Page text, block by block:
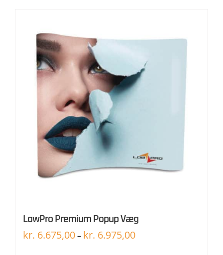
LowPro Premium Popup Væg
kr. 6.675,00– kr. 6.975,00